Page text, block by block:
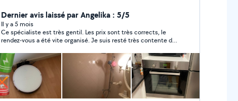
J'essaie de lier transparence ,satisfaction et solidarité
J'aime l'idée de faire appel aux voisins. - Si je ne
réponds pas à certaines demande (que je la décline
sans détails) , c'est qu'il m'est impossible de vous
envoyer une réponse personnalisée -pour la simple
raison que votre demande est enregistrée dans une
rubrique qui ne fait pas parti de mon champs d'action-
une réorientation dans la rubrique adéquate suffira.
Soit par ce que votre géolocalisationest trop éloignée.
Dernier avis laissé par Angelika : 5/5
Il y a 5 mois
Ce spécialiste est très gentil. Les prix sont très corrects, le
rendez-vous a été vite organisé. Je suis resté très contente de